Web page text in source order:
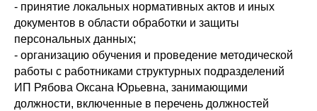
- принятие локальных нормативных актов и иных
документов в области обработки и защиты
персональных данных;
- организацию обучения и проведение методической
работы с работниками структурных подразделений
ИП Рябова Оксана Юрьевна, занимающими
должности, включенные в перечень должностей